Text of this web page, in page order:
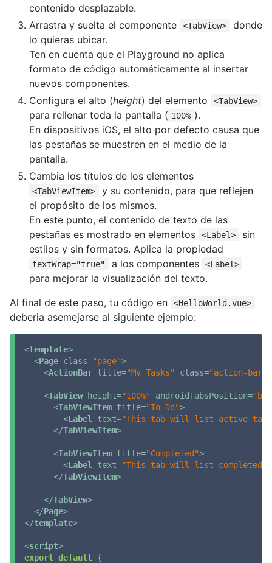
contenido desplazable.
Arrastra y suelta el componente
<TabView>
donde
lo quieras ubicar.
Ten en cuenta que el Playground no aplica
formato de código automáticamente al insertar
nuevos componentes.
Configura el alto (height) del elemento <TabView>
para rellenar toda la pantalla ( 100% ).
En dispositivos iOS, el alto por defecto causa que
las pestañas se muestren en el medio de la
pantalla.
Cambia los títulos de los elementos
<TabViewItem>
y su contenido, para que reflejen
el propósito de los mismos.
En este punto, el contenido de texto de las
pestañas es mostrado en elementos
<Label>
sin
estilos y sin formatos. Aplica la propiedad
textWrap="true" a los componentes <Label>
para mejorar la visualización del texto.
Al final de este paso, tu código en
<HelloWorld.vue>
deberia asemejarse al siguiente ejemplo:
<template>
<Page class="page">
<ActionBar title="My Tasks" class="action-bar"
<TabView height="100%" androidTabsPosition=
<TabViewItem title="To Do">
<Label text="This tab will list active
</TabViewItem>
<TabViewItem title="Completed">
<Label text="This tab will list completed
</TabViewItem>
</TabView>
</Page>
</template>
<script>
export default {